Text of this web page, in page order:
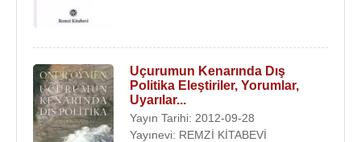
Uçurumun Kenarında Dış
Politika Eleştiriler, Yorumlar,
Uyarılar...
Yayın Tarihi: 2012-09-28
Yayınevi: REMZİ KİTABEVİ